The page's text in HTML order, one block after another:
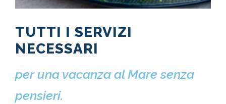
TUTTI I SERVIZI
NECESSARI
per una vacanza al Mare senza
pensieri.